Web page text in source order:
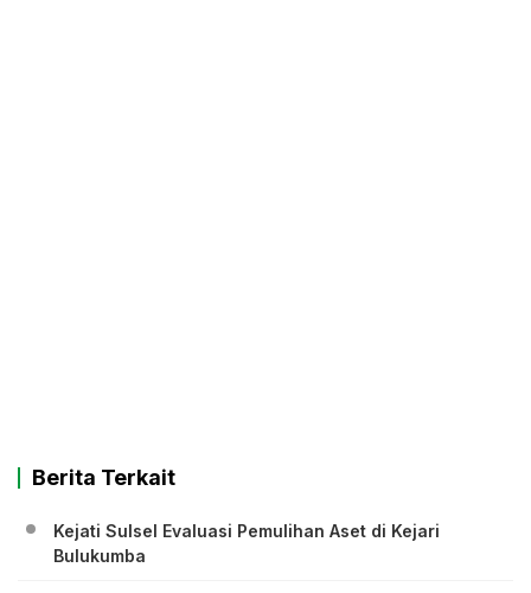
Berita Terkait
Kejati Sulsel Evaluasi Pemulihan Aset di Kejari
Bulukumba